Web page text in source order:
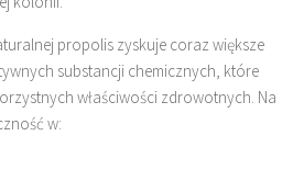
propolis zyskuje coraz większe
substancji chemicznych, które
właściwości zdrowotnych. Na
w: